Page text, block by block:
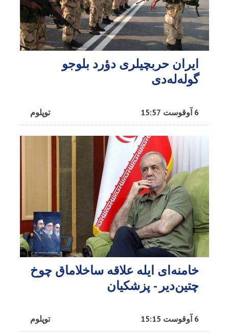
ایران حربچیلری دؤرد بلوجو
گوله‌له‌دی
توپلوم 6 آوقوست 15:57
خامنه‌ای ایله علاقه ساخلاماق چوخ
چتین‌دیر - پزشکیان
توپلوم 6 آوقوست 15:15